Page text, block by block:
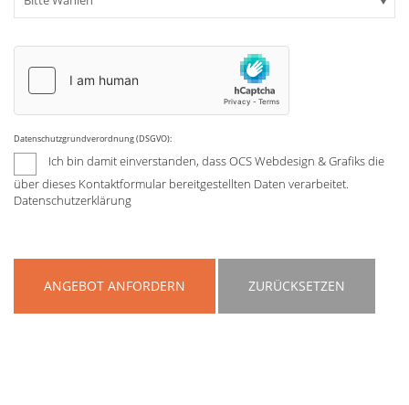
Datenschutzgrundverordnung (DSGVO):
Ich bin damit einverstanden, dass OCS Webdesign & Grafiks die
über dieses Kontaktformular bereitgestellten Daten verarbeitet.
Datenschutzerklärung
ANGEBOT ANFORDERN ZURÜCKSETZEN